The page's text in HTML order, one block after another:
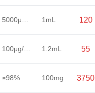
1mL 120
1.2mL 55
≥98% 100mg 3750